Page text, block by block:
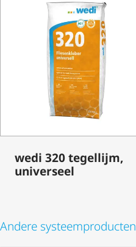
wedi 320 tegellijm,
universeel
Andere systeem­pro­ducten